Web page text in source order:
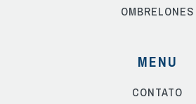
OMBRELONES
MENU
CONTATO